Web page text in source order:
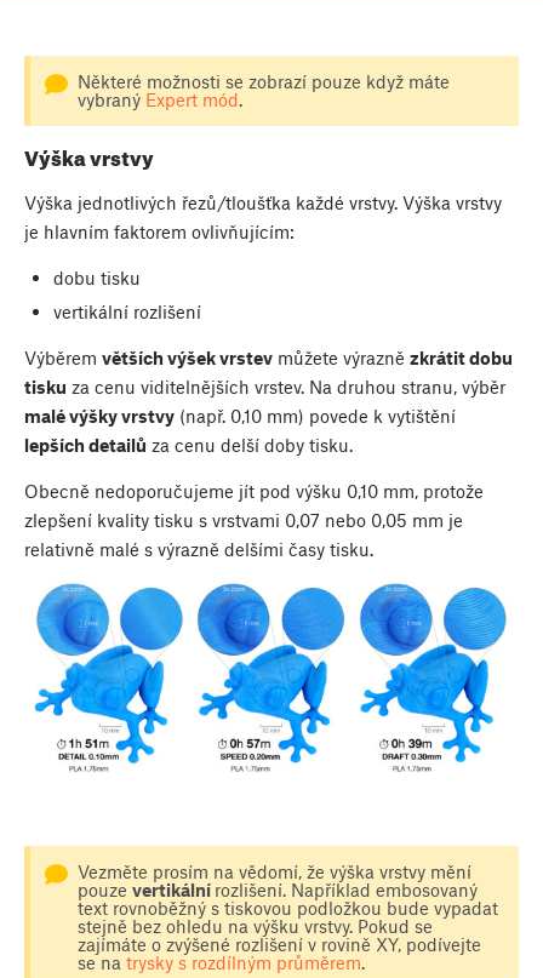
Některé možnosti se zobrazí pouze když máte
vybraný Expert mód.
Výška vrstvy
Výška jednotlivých řezů/tloušťka každé vrstvy. Výška vrstvy
je hlavním faktorem ovlivňujícím:
dobu tisku
vertikální rozlišení
Výběrem větších výšek vrstev můžete výrazně zkrátit dobu
tisku za cenu viditelnějších vrstev. Na druhou stranu, výběr
malé výšky vrstvy (např. 0,10 mm) povede k vytištění
lepších detailů za cenu delší doby tisku.
Obecně nedoporučujeme jít pod výšku 0,10 mm, protože
zlepšení kvality tisku s vrstvami 0,07 nebo 0,05 mm je
relativně malé s výrazně delšími časy tisku.
Vezměte prosím na vědomí, že výška vrstvy mění
pouze vertikální rozlišení. Například embosovaný
text rovnoběžný s tiskovou podložkou bude vypadat
stejně bez ohledu na výšku vrstvy. Pokud se
zajímáte o zvýšené rozlišení v rovině XY, podívejte
se na trysky s rozdílným průměrem.